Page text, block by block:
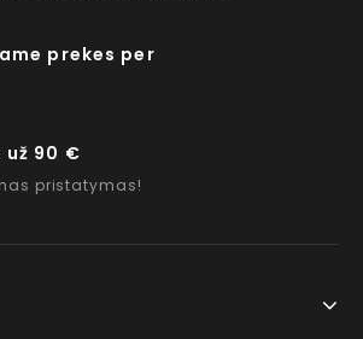
prekes per
už 90 €
pristatymas!